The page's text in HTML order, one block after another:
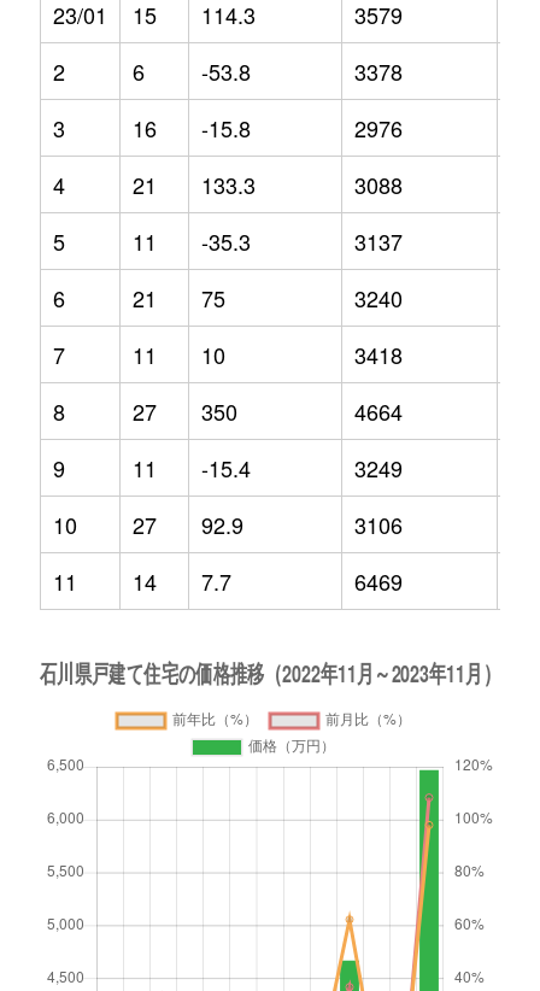
23/01
15 114.3 3579
2
6 -53.8 3378
3
16 -15.8 2976
4
21 133.3 3088
5
11 -35.3 3137
6
21 75 3240
7
11 10 3418
8
27 350 4664
9
11 -15.4 3249
10
27 92.9 3106
11
14 7.7 6469